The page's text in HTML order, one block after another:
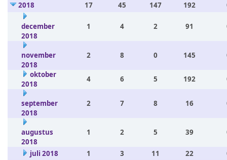
2018
17 45 147 192
december
2018
1 4 2 91
november
2018
2 8 0 145
oktober
2018
4 6 5 192
september
2018
2 7 8 16
augustus
2018
1 2 5 39
juli 2018 1 3 11 22